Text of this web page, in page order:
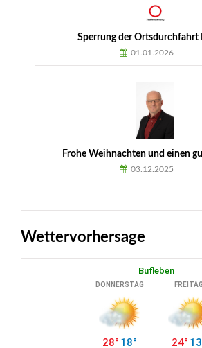
Sperrung der Ortsdurchfahrt
01.01.2026
Frohe Weihnachten und einen
03.12.2025
Wettervorhersage